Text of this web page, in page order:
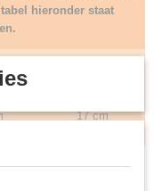
hieronder staat
17 cm